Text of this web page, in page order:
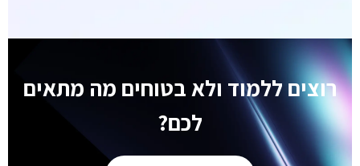
רוצים ללמוד ולא בטוחים מה מתאים
לכם?